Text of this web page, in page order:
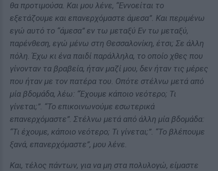
θα προτιμούσα. Και μου λένε, “Εννοείται το
εξετάζουμε και επανερχόμαστε άμεσα”. Και περιμένω
εγώ αυτό το “άμεσα” εν τω μεταξύ Εν τω μεταξύ,
παρένθεση, εγώ μένω στη Θεσσαλονίκη, έτσι; Σε άλλη
πόλη. Έχω κι ένα παιδί παράλληλα, το οποίο χθες που
γίνονταν τα βραβεία, ήταν μαζί μου, δεν ήταν τις μέρες
που ήταν με τον πατέρα του. Οπότε στέλνω μετά από
μία βδομάδα, λέω: “Έχουμε κάποιο νεότερο; Τι
γίνεται;”. “Το επικοινωνούμε εσωτερικά
επανερχόμαστε”. Στέλνω μετά από άλλη μία βδομάδα:
“Τι έχουμε, κάποιο νεότερο; Τι γίνεται;”. “Το βλέπουμε
ξανά, επανερχόμαστε”, μου λένε.
Και, τέλος πάντων, για να μη στα πολυλογώ, είμαστε